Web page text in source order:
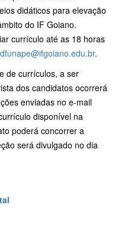
didáticos para elevação
do IF Goiano.
currículo até as 18 horas
.
de currículos, a ser
dos candidatos ocorrerá
enviadas no e-mail
disponível na
poderá concorrer a
será divulgado no dia